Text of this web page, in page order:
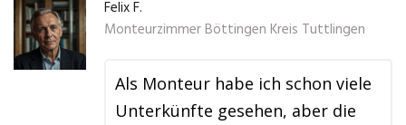
Felix F.
Monteurzimmer Böttingen Kreis Tuttlingen
Als Monteur habe ich schon viele
Unterkünfte gesehen, aber die